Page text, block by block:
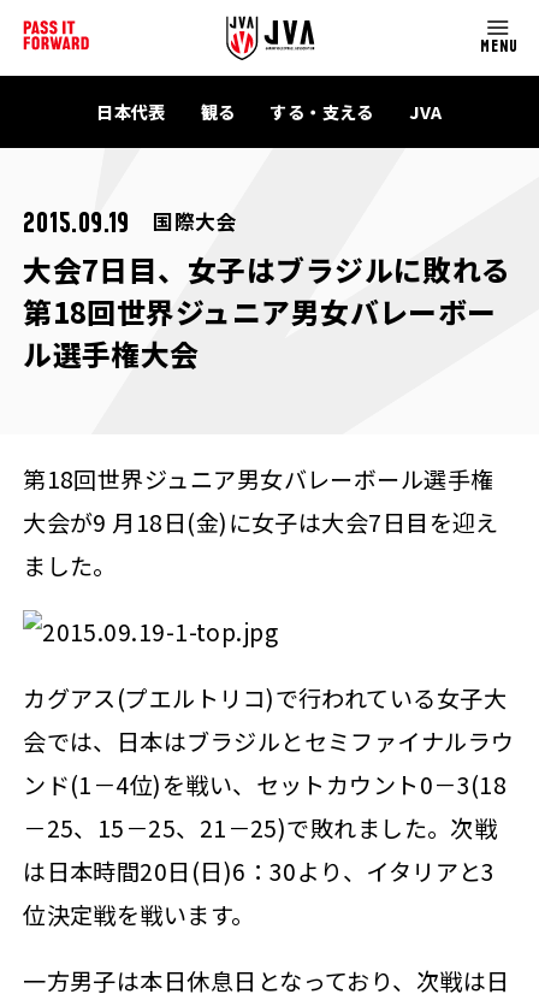
MENU
日本代表 観る する・支える JVA
2015.09.19 国際大会
大会7日目、女子はブラジルに敗れる
第18回世界ジュニア男女バレーボー
ル選手権大会
第18回世界ジュニア男女バレーボール選手権
大会が9 月18日(金)に女子は大会7日目を迎え
ました。
カグアス(プエルトリコ)で行われている女子大
会では、日本はブラジルとセミファイナルラウ
ンド(1－4位)を戦い、セットカウント0－3(18
－25、15－25、21－25)で敗れました。次戦
は日本時間20日(日)6：30より、イタリアと3
位決定戦を戦います。
一方男子は本日休息日となっており、次戦は日